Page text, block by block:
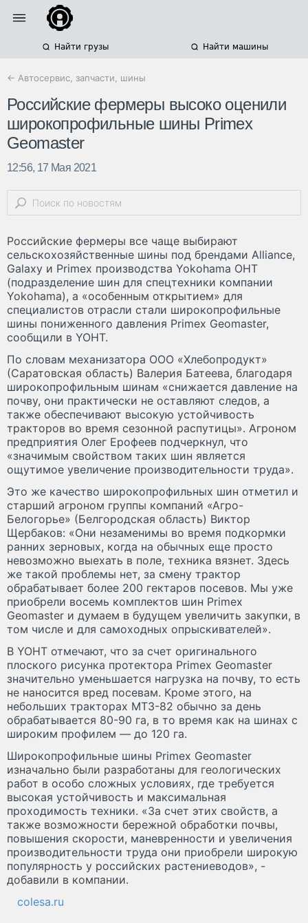
Найти грузы Найти машины
← Автосервис, запчасти, шины
Российские фермеры высоко оценили
широкопрофильные шины Primex
Geomaster
12:56, 17 Мая 2021
Российские фермеры все чаще выбирают
сельскохозяйственные шины под брендами Alliance,
Galaxy и Primex производства Yokohama OHT
(подразделение шин для спецтехники компании
Yokohama), а «особенным открытием» для
специалистов отрасли стали широкопрофильные
шины пониженного давления Primex Geomaster,
сообщили в YOHT.
По словам механизатора ООО «Хлебопродукт»
(Саратовская область) Валерия Батеева, благодаря
широкопрофильным шинам «снижается давление на
почву, они практически не оставляют следов, а
также обеспечивают высокую устойчивость
тракторов во время сезонной распутицы». Агроном
предприятия Олег Ерофеев подчеркнул, что
«значимым свойством таких шин является
ощутимое увеличение производительности труда».
Это же качество широкопрофильных шин отметил и
старший агроном группы компаний «Агро-
Белогорье» (Белгородская область) Виктор
Щербаков: «Они незаменимы во время подкормки
ранних зерновых, когда на обычных еще просто
невозможно выехать в поле, техника вязнет. Здесь
же такой проблемы нет, за смену трактор
обрабатывает более 200 гектаров посевов. Мы уже
приобрели восемь комплектов шин Primex
Geomaster и думаем в будущем увеличить закупки, в
том числе и для самоходных опрыскивателей».
В YOHT отмечают, что за счет оригинального
плоского рисунка протектора Primex Geomaster
значительно уменьшается нагрузка на почву, то есть
не наносится вред посевам. Кроме этого, на
небольших тракторах МТЗ-82 обычно за день
обрабатывается 80-90 га, в то время как на шинах с
широким профилем — до 120 га.
Широкопрофильные шины Primex Geomaster
изначально были разработаны для геологических
работ в особо сложных условиях, где требуется
высокая устойчивость и максимальная
проходимость техники. «За счет этих свойств, а
также возможности бережной обработки почвы,
повышения скорости, маневренности и увеличения
производительности труда они приобрели широкую
популярность у российских растениеводов», -
добавили в компании.
colesa.ru